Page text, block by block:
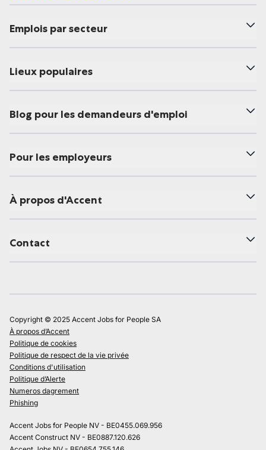
Emplois par secteur
Lieux populaires
Blog pour les demandeurs d'emploi
Pour les employeurs
À propos d'Accent
Contact
Copyright © 2025 Accent Jobs for People SA
À propos d’Accent
Politique de cookies
Politique de respect de la vie privée
Conditions d'utilisation
Politique d’Alerte
Numeros dagrement
Phishing
Accent Jobs for People NV - BE0455.069.956
Accent Construct NV - BE0887.120.626